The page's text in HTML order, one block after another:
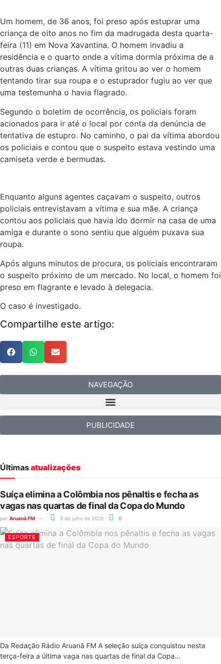
Um homem, de 36 anos, foi preso após estuprar uma
criança de oito anos no fim da madrugada desta quarta-
feira (11) em Nova Xavantina. O homem invadiu a
residência e o quarto onde a vítima dormia próxima de a
outras duas crianças. A vítima gritou ao ver o homem
tentando tirar sua roupa e o estuprador fugiu ao ver que
uma testemunha o havia flagrado.
Segundo o boletim de ocorrência, os policiais foram
acionados para ir até o local por conta da denúncia de
tentativa de estupro. No caminho, o pai da vítima abordou
os policiais e contou que o suspeito estava vestindo uma
camiseta verde e bermudas.
Enquanto alguns agentes caçavam o suspeito, outros
policiais entrevistavam a vítima e sua mãe. A criança
contou aos policiais que havia ido dormir na casa de uma
amiga e durante o sono sentiu que alguém puxava sua
roupa.
Após alguns minutos de procura, os policiais encontraram
o suspeito próximo de um mercado. No local, o homem foi
preso em flagrante e levado à delegacia.
O caso é investigado.
Compartilhe este artigo:
NAVEGAÇÃO
PUBLICIDADE
Últimasatualizações
Suíça elimina a Colômbia nos pênaltis e fecha as
vagas nas quartas de final da Copa do Mundo
por Aruanã FM 8 de julho de 2026 0
ESPORTE
Da Redação Rádio Aruanã FM A seleção suíça conquistou nesta
terça-feira a última vaga nas quartas de final da Copa...